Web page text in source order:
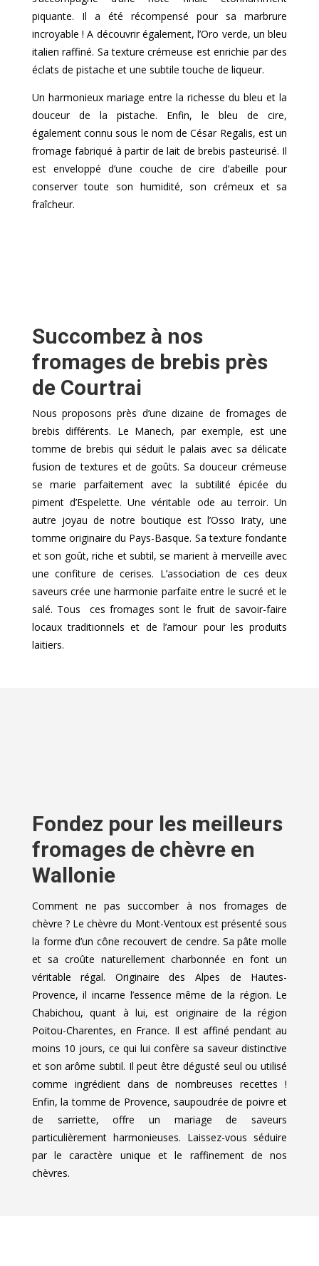
piquante. Il a été récompensé pour sa marbrure
incroyable ! A découvrir également, l’Oro verde, un bleu
italien raffiné. Sa texture crémeuse est enrichie par des
éclats de pistache et une subtile touche de liqueur.
Un harmonieux mariage entre la richesse du bleu et la
douceur de la pistache. Enfin, le bleu de cire,
également connu sous le nom de César Regalis, est un
fromage fabriqué à partir de lait de brebis pasteurisé. Il
est enveloppé d’une couche de cire d’abeille pour
conserver toute son humidité, son crémeux et sa
fraîcheur.
Succombez à nos
fromages de brebis près
de Courtrai
Nous proposons près d’une dizaine de fromages de
brebis différents. Le Manech, par exemple, est une
tomme de brebis qui séduit le palais avec sa délicate
fusion de textures et de goûts. Sa douceur crémeuse
se marie parfaitement avec la subtilité épicée du
piment d’Espelette. Une véritable ode au terroir. Un
autre joyau de notre boutique est l’Osso Iraty, une
tomme originaire du Pays-Basque. Sa texture fondante
et son goût, riche et subtil, se marient à merveille avec
une confiture de cerises. L’association de ces deux
saveurs crée une harmonie parfaite entre le sucré et le
salé. Tous ces fromages sont le fruit de savoir-faire
locaux traditionnels et de l’amour pour les produits
laitiers.
Fondez pour les meilleurs
fromages de chèvre en
Wallonie
Comment ne pas succomber à nos fromages de
chèvre ? Le chèvre du Mont-Ventoux est présenté sous
la forme d’un cône recouvert de cendre. Sa pâte molle
et sa croûte naturellement charbonnée en font un
véritable régal. Originaire des Alpes de Hautes-
Provence, il incarne l’essence même de la région. Le
Chabichou, quant à lui, est originaire de la région
Poitou-Charentes, en France. Il est affiné pendant au
moins 10 jours, ce qui lui confère sa saveur distinctive
et son arôme subtil. Il peut être dégusté seul ou utilisé
comme ingrédient dans de nombreuses recettes !
Enfin, la tomme de Provence, saupoudrée de poivre et
de sarriette, offre un mariage de saveurs
particulièrement harmonieuses. Laissez-vous séduire
par le caractère unique et le raffinement de nos
chèvres.